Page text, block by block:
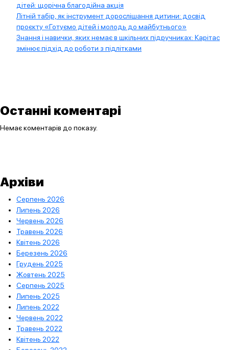
дітей: щорічна благодійна акція
Літній табір, як інструмент дорослішання дитини: досвід
проєкту «Готуємо дітей і молодь до майбутнього»
Знання і навички, яких немає в шкільних підручниках: Карітас
змінює підхід до роботи з підлітками
Останні коментарі
Немає коментарів до показу.
Архіви
Серпень 2026
Липень 2026
Червень 2026
Травень 2026
Квітень 2026
Березень 2026
Грудень 2025
Жовтень 2025
Серпень 2025
Липень 2025
Липень 2022
Червень 2022
Травень 2022
Квітень 2022